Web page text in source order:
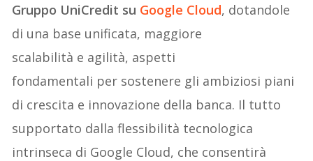
Gruppo UniCredit su Google Cloud, dotandole
di una base unificata, maggiore
scalabilità e agilità, aspetti
fondamentali per sostenere gli ambiziosi piani
di crescita e innovazione della banca. Il tutto
supportato dalla flessibilità tecnologica
intrinseca di Google Cloud, che consentirà